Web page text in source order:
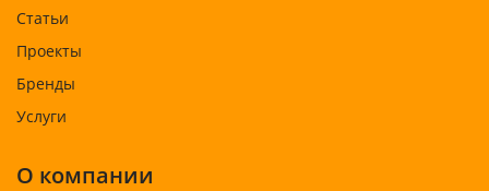
Статьи
Проекты
Бренды
Услуги
О компании